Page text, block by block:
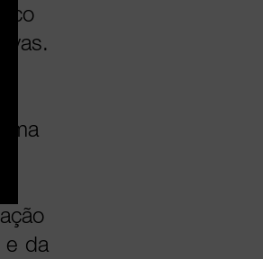
e da